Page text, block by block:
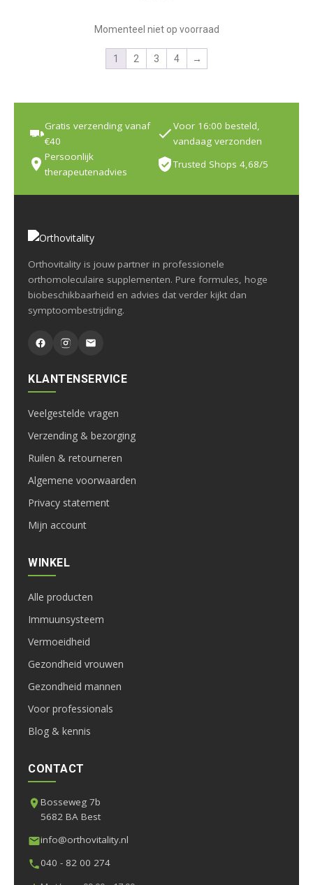
Momenteel niet op voorraad
1 2 3 4 →
Gratis verzending vanaf
€40
Voor 16:00 besteld,
vandaag verzonden
Persoonlijk
therapeutenadvies
Trusted Shops 4,68/5
Orthovitality is jouw partner in professionele
orthomoleculaire supplementen. Pure formules, hoge
biobeschikbaarheid en advies dat verder kijkt dan
symptoombestrijding.
KLANTENSERVICE
Veelgestelde vragen
Verzending & bezorging
Ruilen & retourneren
Algemene voorwaarden
Privacy statement
Mijn account
WINKEL
Alle producten
Immuunsysteem
Vermoeidheid
Gezondheid vrouwen
Gezondheid mannen
Voor professionals
Blog & kennis
CONTACT
Bosseweg 7b
5682 BA Best
info@orthovitality.nl
040 - 82 00 274